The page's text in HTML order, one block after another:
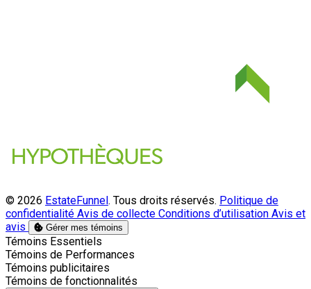
© 2026 EstateFunnel. Tous droits réservés. Politique de
confidentialité Avis de collecte Conditions d’utilisation Avis et
avis
Gérer mes témoins
Activer
Témoins Essentiels
Activer
Témoins de Performances
Activer
Témoins publicitaires
Activer
Témoins de fonctionnalités